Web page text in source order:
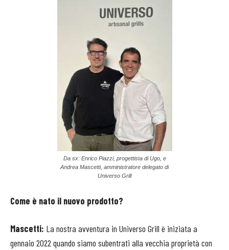
Da sx: Enrico Piazzi, progettista di Ugo, e
Andrea Mascetti, amministratore delegato di
Universo Grill
Come è nato il nuovo prodotto?
Mascetti: La nostra avventura in Universo Grill è iniziata a
gennaio 2022 quando siamo subentrati alla vecchia proprietà con